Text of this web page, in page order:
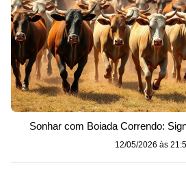
Sonhar com Boiada Correndo:
12/05/2026 às